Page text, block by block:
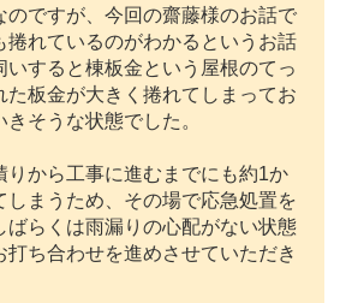
のですが、今回の齋藤様のお話で
捲れているのがわかるというお話
いすると棟板金という屋根のてっ
た板金が大きく捲れてしまってお
そうな状態でした。
から工事に進むまでにも約1か
しまうため、その場で応急処置を
ばらくは雨漏りの心配がない状態
打ち合わせを進めさせていただき